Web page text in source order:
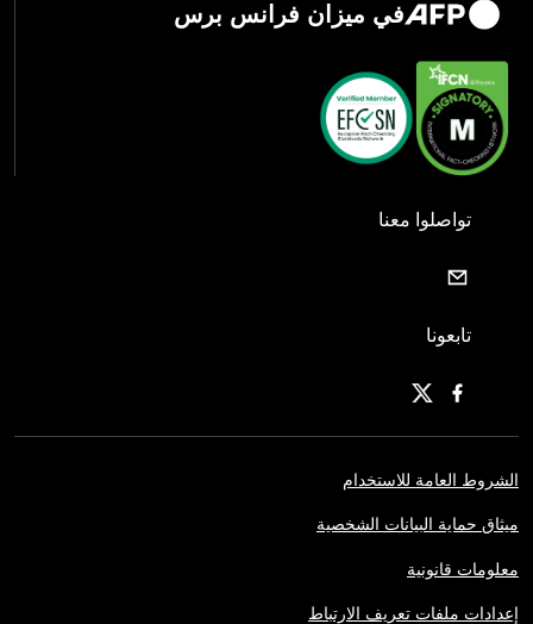
في ميزان فرانس برس
تواصلوا معنا
تابعونا
الشروط العامة للاستخدام
ميثاق حماية البيانات الشخصية
معلومات قانونية
إعدادات ملفات تعريف الارتباط